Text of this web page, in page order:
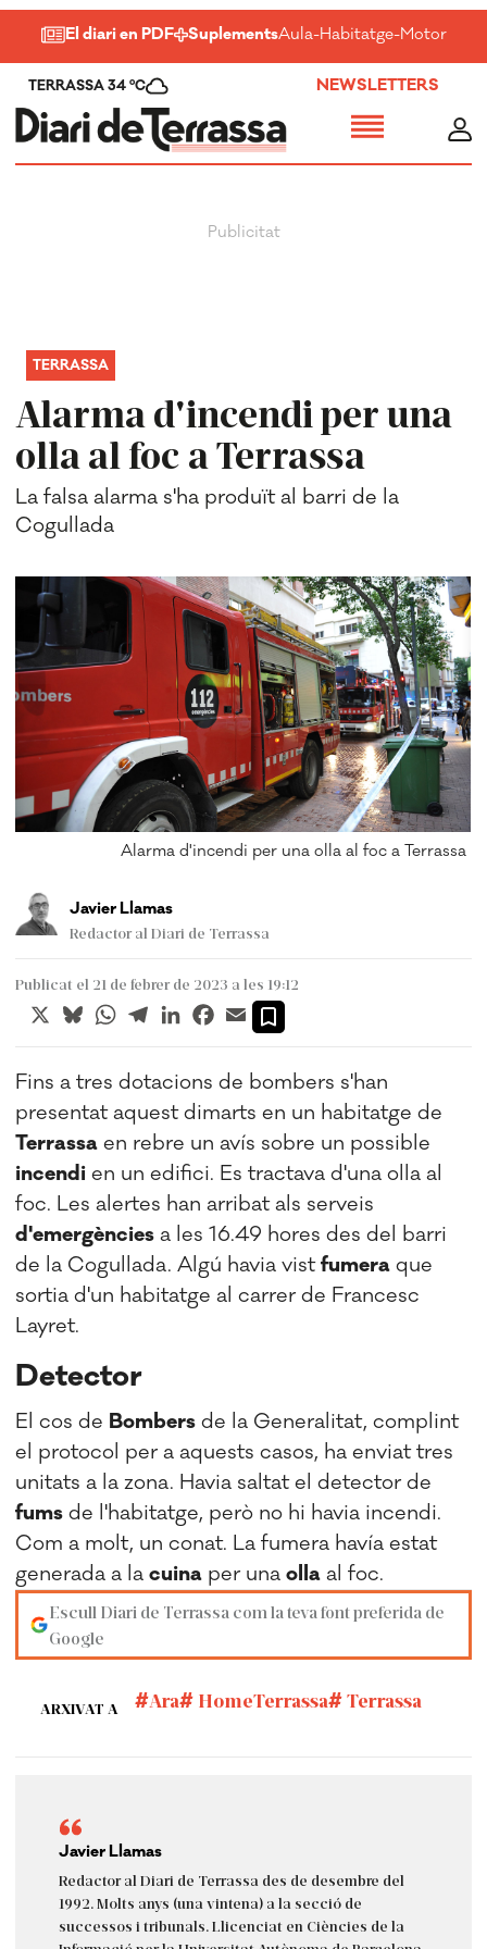
El diari en PDF SuplementsAula-Habitatge-Motor-
TERRASSA 34 ºC NEWSLETTERS
Alarma d'incendi per una
olla al foc a Terrassa
TERRASSA
La falsa alarma s'ha produït al barri de la
Cogullada
Alarma d'incendi per una olla al foc a Terrassa
Javier Llamas
Redactor al Diari de Terrassa
Publicat el 21 de febrer de 2023 a les 19:12
X BlueskyWhatsApp
TelegramLinkedInFacebook
Email
Fins a tres dotacions de bombers s'han
presentat aquest dimarts en un habitatge de
Terrassa en rebre un avís sobre un possible
incendi en un edifici. Es tractava d'una olla al
foc. Les alertes han arribat als serveis
d'emergències a les 16.49 hores des del barri
de la Cogullada. Algú havia vistfumera que
sortia d'un habitatge al carrer de Francesc
Layret.
Detector
El cos de Bombers de la Generalitat, complint
el protocol per a aquests casos, ha enviat tres
unitats a la zona. Havia saltat el detector de
fums de l'habitatge, però no hi havia incendi.
Com a molt, un conat. La fumera havía estat
generada a lacuina per unaolla al foc.
Escull Diari de Terrassa com la teva font preferida de
Google
ARXIVAT A Ara HomeTerrassa Terrassa
Javier Llamas
Redactor al Diari de Terrassa des de desembre del
1992. Molts anys (una vintena) a la secció de
successos i tribunals. Llicenciat en Ciències de la